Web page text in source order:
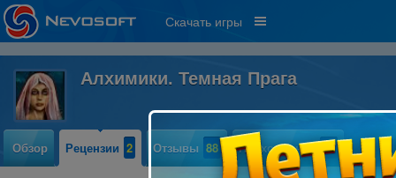
Скачать игры
Алхимики. Темная Прага
Обзор Рецензии 2 Отзывы 88 Прохождение 68